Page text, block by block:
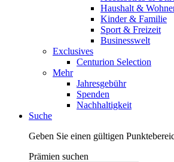
Haushalt &
Kinder & Familie
Sport & Freizeit
Businesswelt
Exclusives
Centurion Selection
Mehr
Jahresgebühr
Spenden
Nachhaltigkeit
Suche
Geben Sie einen gültigen
Prämien suchen